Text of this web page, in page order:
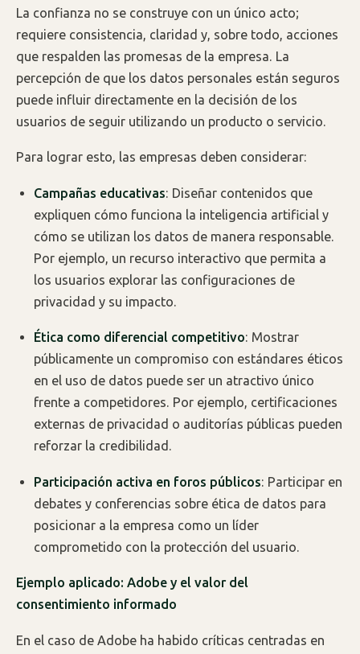
La confianza no se construye con un único acto;
requiere consistencia, claridad y, sobre todo, acciones
que respalden las promesas de la empresa. La
percepción de que los datos personales están seguros
puede influir directamente en la decisión de los
usuarios de seguir utilizando un producto o servicio.
Para lograr esto, las empresas deben considerar:
Campañas educativas: Diseñar contenidos que
expliquen cómo funciona la inteligencia artificial y
cómo se utilizan los datos de manera responsable.
Por ejemplo, un recurso interactivo que permita a
los usuarios explorar las configuraciones de
privacidad y su impacto.
Ética como diferencial competitivo: Mostrar
públicamente un compromiso con estándares éticos
en el uso de datos puede ser un atractivo único
frente a competidores. Por ejemplo, certificaciones
externas de privacidad o auditorías públicas pueden
reforzar la credibilidad.
Participación activa en foros públicos: Participar en
debates y conferencias sobre ética de datos para
posicionar a la empresa como un líder
comprometido con la protección del usuario.
Ejemplo aplicado: Adobe y el valor del
consentimiento informado
En el caso de Adobe ha habido críticas centradas en